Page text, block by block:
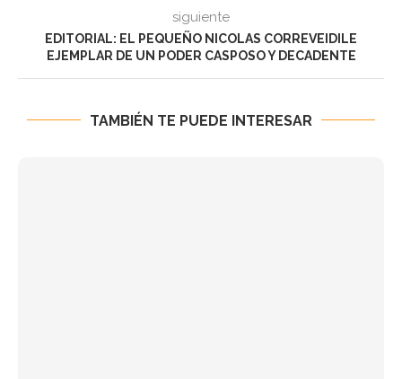
siguiente
EDITORIAL: EL PEQUEÑO NICOLAS CORREVEIDILE
EJEMPLAR DE UN PODER CASPOSO Y DECADENTE
TAMBIÉN TE PUEDE INTERESAR